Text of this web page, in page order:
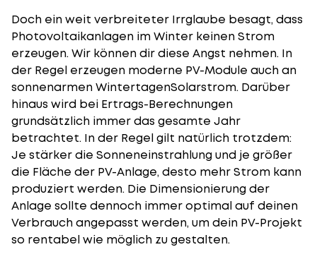
Doch ein weit verbreiteter Irrglaube besagt, dass
Photovoltaikanlagen im Winter keinen Strom
erzeugen. Wir können dir diese Angst nehmen. In
der Regel erzeugen moderne PV-Module auch an
sonnenarmenWintertagenSolarstrom. Darüber
hinaus wird bei Ertrags-Berechnungen
grundsätzlich immer das gesamte Jahr
betrachtet. In der Regel gilt natürlich trotzdem:
Je stärker die Sonneneinstrahlung und je größer
die Fläche der PV-Anlage, desto mehr Strom kann
produziert werden. Die Dimensionierung der
Anlage sollte dennoch immer optimal auf deinen
Verbrauch angepasst werden, um dein PV-Projekt
so rentabel wie möglich zu gestalten.